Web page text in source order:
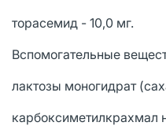
торасемид - 10,0 мг.
Вспомогательные
лактозы моногидрат
карбоксиметилкрахмал